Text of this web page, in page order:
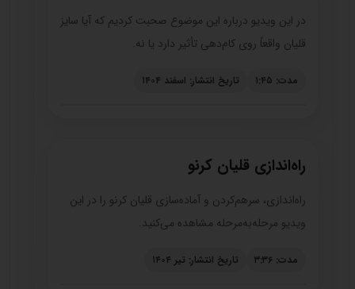
در این ویدیو درباره این موضوع صحبت کردیم که آیا سایز
قلیان واقعاً روی کام‌دهی تأثیر دارد یا نه.
مدت: ۱:۴۵ تاریخ انتشار: اسفند ۱۴۰۴
راه‌اندازی قلیان کرنو
راه‌اندازی، سرهم‌کردن و آماده‌سازی قلیان کرنو را در این
ویدیو مرحله‌به‌مرحله مشاهده می‌کنید.
مدت: ۳:۳۶ تاریخ انتشار: تیر ۱۴۰۴